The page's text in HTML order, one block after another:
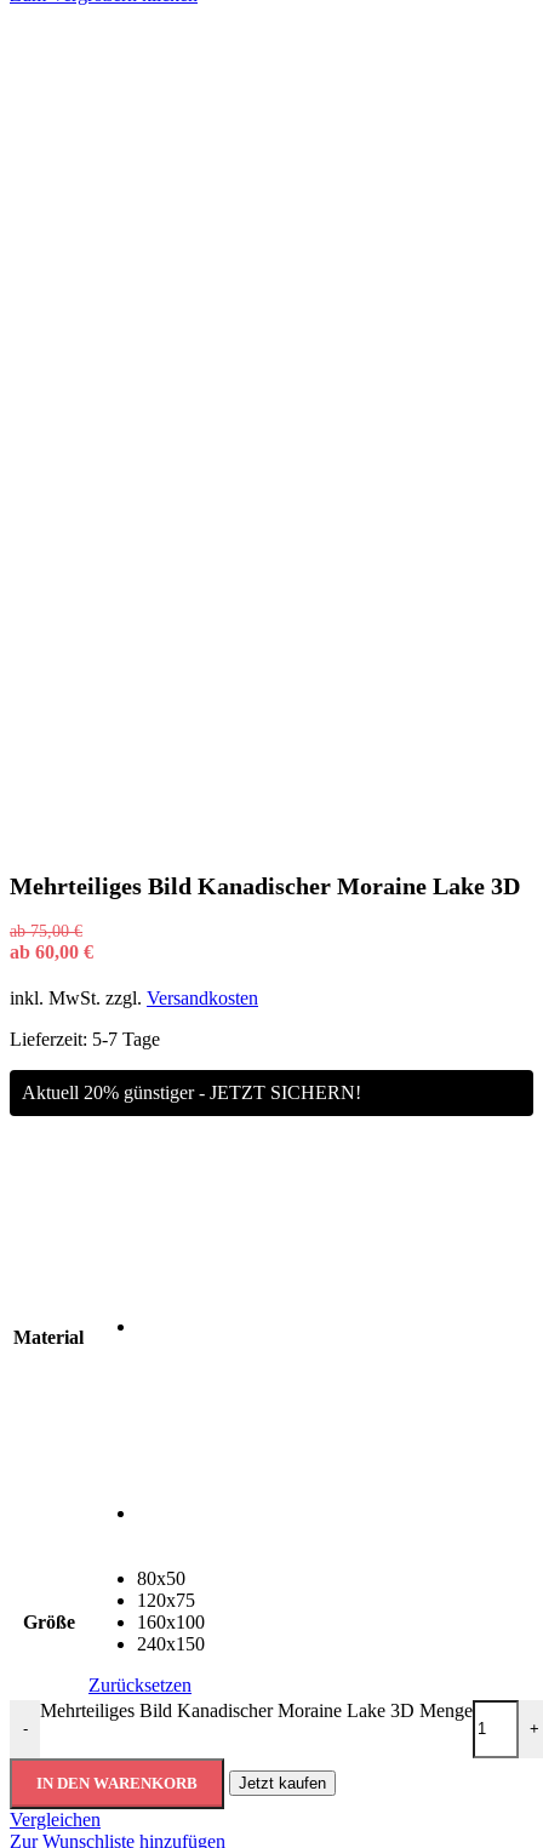
Mehrteiliges Bild Kanadischer Moraine Lake 3D
ab75,00€
ab 60,00 €
inkl. MwSt. zzgl. Versandkosten
Lieferzeit: 5-7 Tage
Aktuell 20% günstiger - JETZT SICHERN!
Material
Größe
80x50
120x75
160x100
240x150
Zurücksetzen
-
Mehrteiliges Bild Kanadischer Moraine Lake 3D Menge
+
IN DEN WARENKORB Jetzt kaufen
Vergleichen
Zur Wunschliste hinzufügen